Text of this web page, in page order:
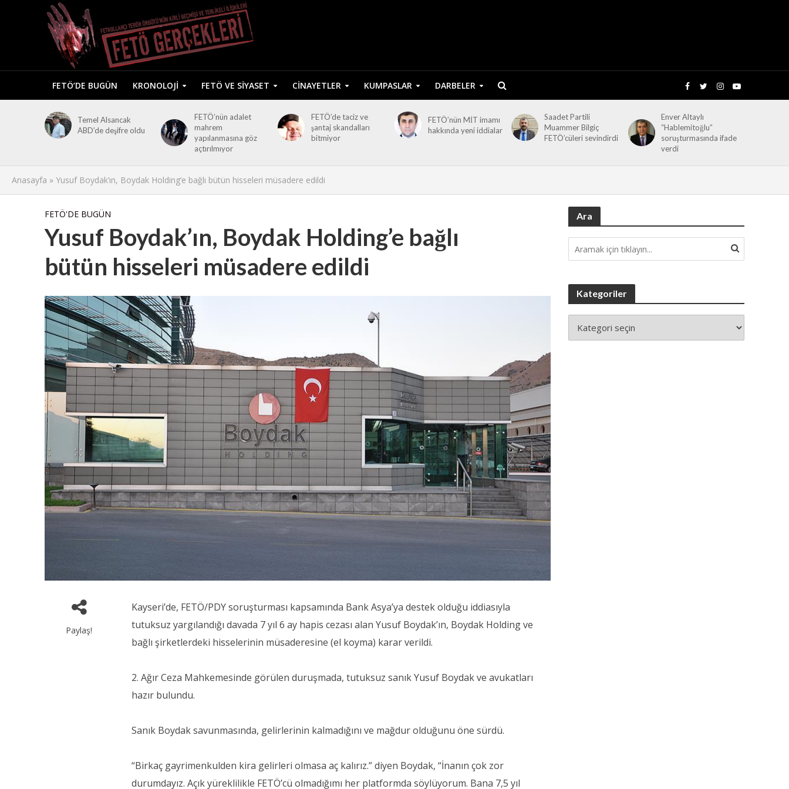
FETÖ’DE BUGÜN KRONOLOJI FETÖ VE SIYASET CINAYETLER KUMPASLAR DARBELER
Temel Alsancak
ABD’de deşifre oldu
FETÖ’nün adalet
mahrem
yapılanmasına göz
açtırılmıyor
FETÖ’de taciz ve
şantaj skandalları
bitmiyor
FETÖ’nün MİT imamı
hakkında yeni iddialar
Saadet Partili
Muammer Bilgiç
FETÖ’cüleri sevindirdi
Enver Altaylı
“Hablemitoğlu”
soruşturmasında ifade
verdi
Anasayfa » Yusuf Boydak’ın, Boydak Holding’e bağlı bütün hisseleri müsadere edildi
FETÖ'DE BUGÜN
Yusuf Boydak’ın, Boydak Holding’e bağlı
bütün hisseleri müsadere edildi
Paylaş!
Kayseri’de, FETÖ/PDY soruşturması kapsamında Bank Asya’ya destek olduğu iddiasıyla
tutuksuz yargılandığı davada 7 yıl 6 ay hapis cezası alan Yusuf Boydak’ın, Boydak Holding ve
bağlı şirketlerdeki hisselerinin müsaderesine (el koyma) karar verildi.
2. Ağır Ceza Mahkemesinde görülen duruşmada, tutuksuz sanık Yusuf Boydak ve avukatları
hazır bulundu.
Sanık Boydak savunmasında, gelirlerinin kalmadığını ve mağdur olduğunu öne sürdü.
“Birkaç gayrimenkulden kira gelirleri olmasa aç kalırız.” diyen Boydak, “İnanın çok zor
durumdayız. Açık yüreklilikle FETÖ’cü olmadığımı her platformda söylüyorum. Bana 7,5 yıl
Ara
Kategoriler